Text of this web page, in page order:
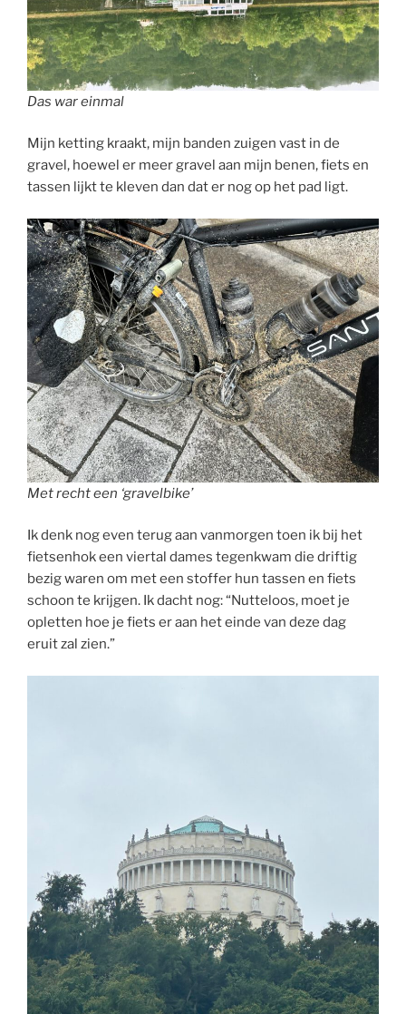
Das war einmal
Mijn ketting kraakt, mijn banden zuigen vast in de
gravel, hoewel er meer gravel aan mijn benen, fiets en
tassen lijkt te kleven dan dat er nog op het pad ligt.
Met recht een ‘gravelbike’
Ik denk nog even terug aan vanmorgen toen ik bij het
fietsenhok een viertal dames tegenkwam die driftig
bezig waren om met een stoffer hun tassen en fiets
schoon te krijgen. Ik dacht nog: “Nutteloos, moet je
opletten hoe je fiets er aan het einde van deze dag
eruit zal zien.”